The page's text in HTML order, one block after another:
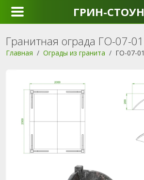
ГРИН-СТОУН
Гранитная ограда ГО-07-01
Главная Ограды из гранита ГО-07-01